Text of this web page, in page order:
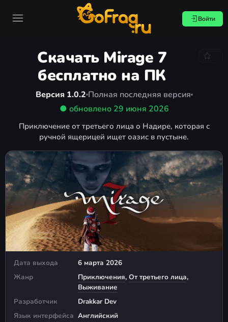
Войти
Скачать Mirage 7
бесплатно на ПК
Версия 1.0.2 Полная последняя версия
● обновлено 29 июня 2026
Приключение от третьего лица о Надире, которая с
ручной ящерицей ищет оазис в пустыне.
Дата выхода
6 марта 2026
Жанр
Приключения, От третьего лица,
Выживание
Разработчик
Drakkar Dev
Язык интерфейса Английский